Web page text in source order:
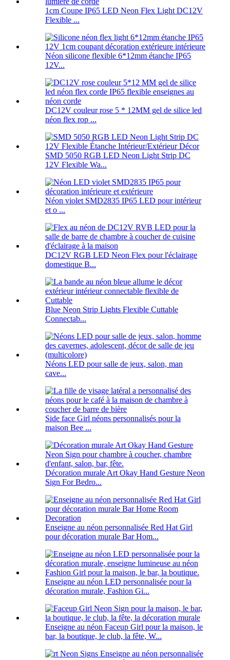
1cm Coupe IP65 LED Neon Flex Light DC12V
Flexible ...
Néon silicone flexible 6*12mm étanche IP65
12V...
DC12V couleur rose 5 * 12MM gel de silice led
néon flex rop ...
SMD 5050 RGB LED Neon Light Strip DC
12V Flexible Wa...
Néon violet SMD2835 IP65 LED pour intérieur
et o ...
DC12V RGB LED Neon Flex pour l'éclairage
domestique B...
Blue Neon Strip Lights Flexible Cuttable
Connectab...
Néons LED pour salle de jeux, salon, man
cave...
Side face Girl néons personnalisés pour la
maison Bee ...
Décoration murale Art Okay Hand Gesture Neon
Sign For Bedro...
Enseigne au néon personnalisée Red Hat Girl
pour décoration murale Bar Hom...
Enseigne au néon LED personnalisée pour la
décoration murale, Fashion Gi...
Enseigne au néon Faceup Girl pour la maison, le
bar, la boutique, le club, la fête, W...